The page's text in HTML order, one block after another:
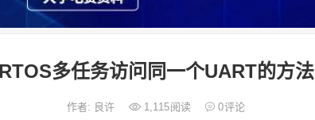
RTOS多任务访问同一个UART的方法
作者: 良许 1,115阅读 0评论